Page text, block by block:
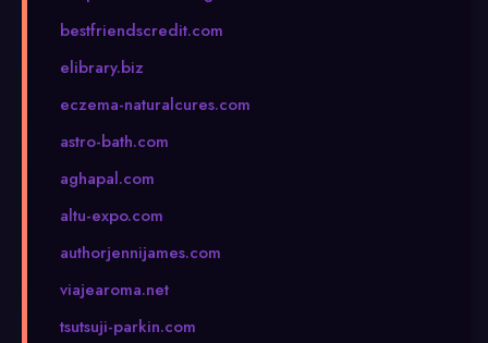
bestfriendscredit.com
elibrary.biz
eczema-naturalcures.com
astro-bath.com
aghapal.com
altu-expo.com
authorjennijames.com
viajearoma.net
tsutsuji-parkin.com